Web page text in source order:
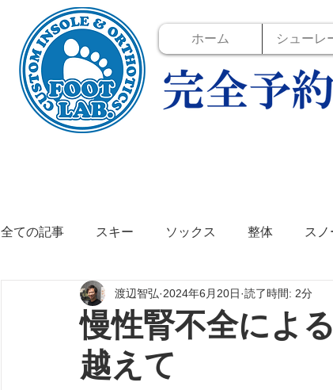
ホーム シューレ
全ての記事 スキー ソックス 整体 スノ
イベント インソール フットラ
バスケット 自転車
慢性腎不全によ
越えて
渡辺智弘 2024年6月20日 読了時間: 2分